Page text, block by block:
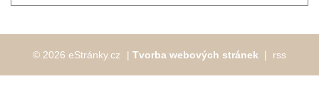
© 2026 eStránky.cz | Tvorba webových stránek rss